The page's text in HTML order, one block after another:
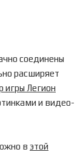
соединены
расширяет
игры Легион
и видео-
в этой